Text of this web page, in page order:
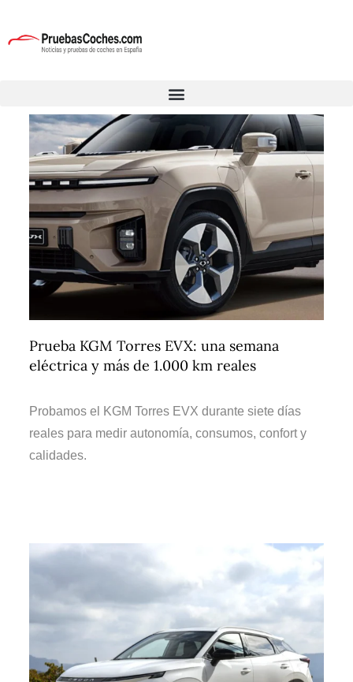
Prueba KGM Torres EVX: una semana
eléctrica y más de 1.000 km reales
Probamos el KGM Torres EVX durante siete días
reales para medir autonomía, consumos, confort y
calidades.